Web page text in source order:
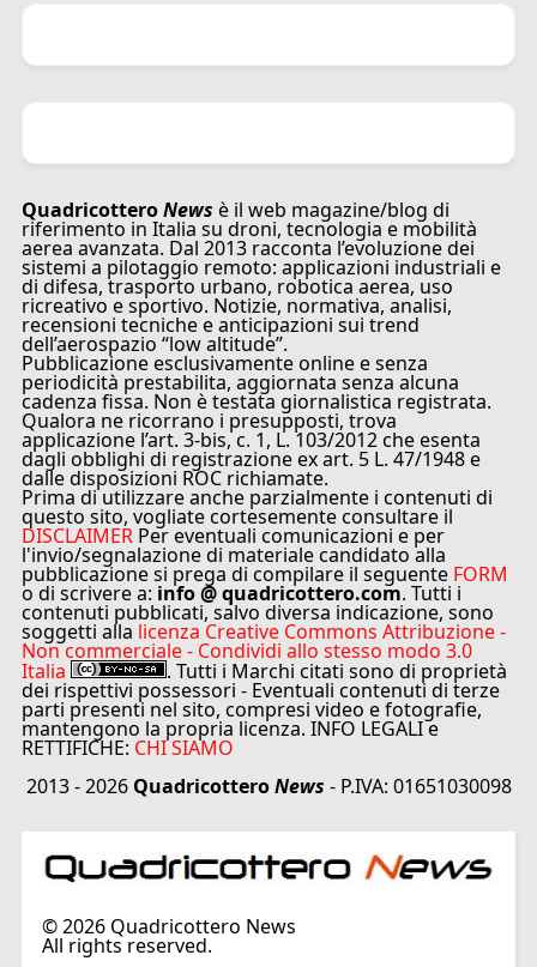
QuadricotteroNews è il web magazine/blog di
riferimento in Italia su droni, tecnologia e mobilità
aerea avanzata. Dal 2013 racconta l’evoluzione dei
sistemi a pilotaggio remoto: applicazioni industriali e
di difesa, trasporto urbano, robotica aerea, uso
ricreativo e sportivo. Notizie, normativa, analisi,
recensioni tecniche e anticipazioni sui trend
dell’aerospazio “low altitude”.
Pubblicazione esclusivamente online e senza
periodicità prestabilita, aggiornata senza alcuna
cadenza fissa. Non è testata giornalistica registrata.
Qualora ne ricorrano i presupposti, trova
applicazione l’art. 3-bis, c. 1, L. 103/2012 che esenta
dagli obblighi di registrazione ex art. 5 L. 47/1948 e
dalle disposizioni ROC richiamate.
Prima di utilizzare anche parzialmente i contenuti di
questo sito, vogliate cortesemente consultare il
DISCLAIMER Per eventuali comunicazioni e per
l'invio/segnalazione di materiale candidato alla
pubblicazione si prega di compilare il seguente FORM
o di scrivere a: info @ quadricottero.com. Tutti i
contenuti pubblicati, salvo diversa indicazione, sono
soggetti alla licenza Creative Commons Attribuzione -
Non commerciale - Condividi allo stesso modo 3.0
Italia . Tutti i Marchi citati sono di proprietà
dei rispettivi possessori - Eventuali contenuti di terze
parti presenti nel sito, compresi video e fotografie,
mantengono la propria licenza. INFO LEGALI e
RETTIFICHE: CHI SIAMO
2013 - 2026 QuadricotteroNews - P.IVA: 01651030098
©2026Quadricottero News
All rights reserved.